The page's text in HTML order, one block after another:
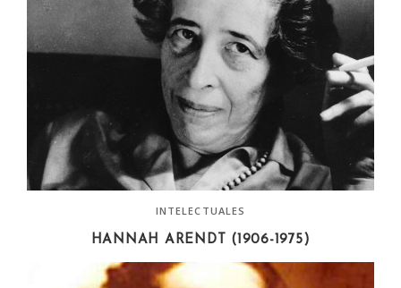
INTELECTUALES
HANNAH ARENDT (1906-1975)